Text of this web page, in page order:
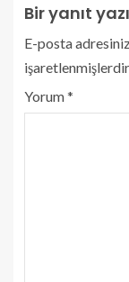
Bir yanıt
E-posta
işaretlenmişlerdir
Yorum*